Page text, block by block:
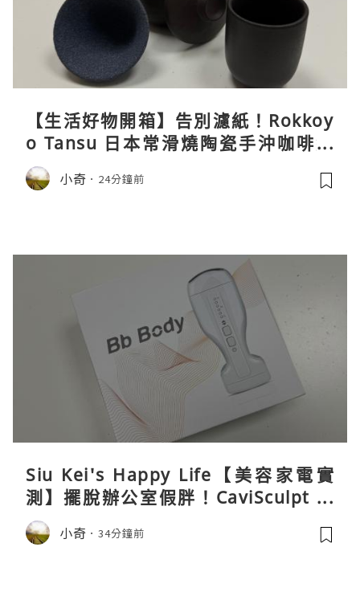
【生活好物開箱】告別濾紙！Rokkoy
o Tansu 日本常滑燒陶瓷手沖咖啡組
親身試用＆真實評價
小奇 24分鐘前
Siu Kei's Happy Life【美容家電實
測】擺脫辦公室假胖！CaviSculpt 新
一代72W高能超聲波體雕儀親身試用＆
真實評價
小奇 34分鐘前